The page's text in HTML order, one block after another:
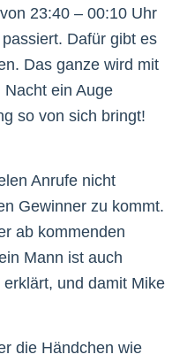
23:40 – 00:10 Uhr
Dafür gibt es
Das ganze wird mit
ein Auge
so von sich bringt!
Anrufe nicht
Gewinner zu kommt.
ab kommenden
Mann ist auch
und damit Mike
die Händchen wie